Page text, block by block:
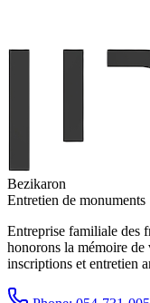
Bezikaron
Entretien de monuments
Entreprise familiale des
honorons la mémoire
inscriptions et entretien